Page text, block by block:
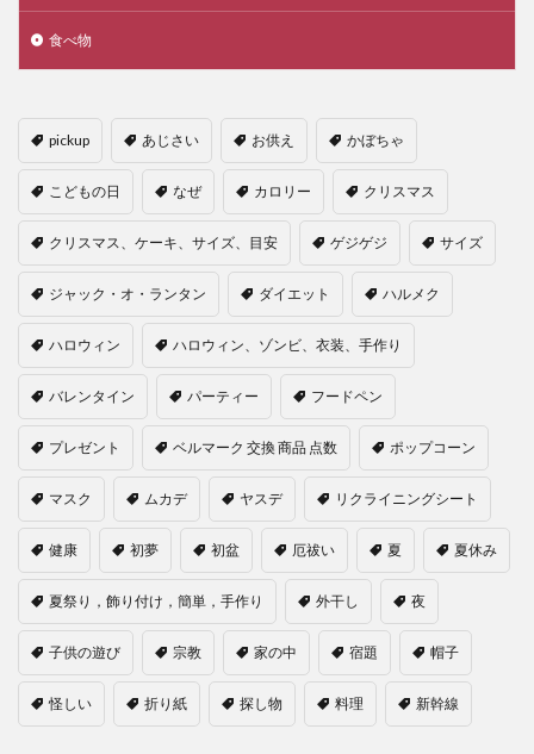
食べ物
pickup あじさい お供え かぼちゃ
こどもの日 なぜ カロリー クリスマス
クリスマス、ケーキ、サイズ、目安 ゲジゲジ サイズ
ジャック・オ・ランタン ダイエット ハルメク
ハロウィン ハロウィン、ゾンビ、衣装、手作り
バレンタイン パーティー フードペン
プレゼント ベルマーク 交換 商品 点数 ポップコーン
マスク ムカデ ヤスデ リクライニングシート
健康 初夢 初盆 厄祓い 夏 夏休み
夏祭り，飾り付け，簡単，手作り 外干し 夜
子供の遊び 宗教 家の中 宿題 帽子
怪しい 折り紙 探し物 料理 新幹線